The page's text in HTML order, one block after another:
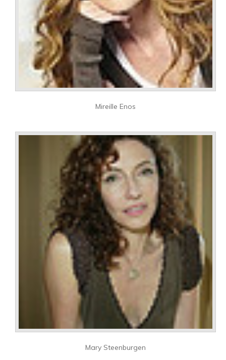
Mireille Enos
Mary Steenburgen